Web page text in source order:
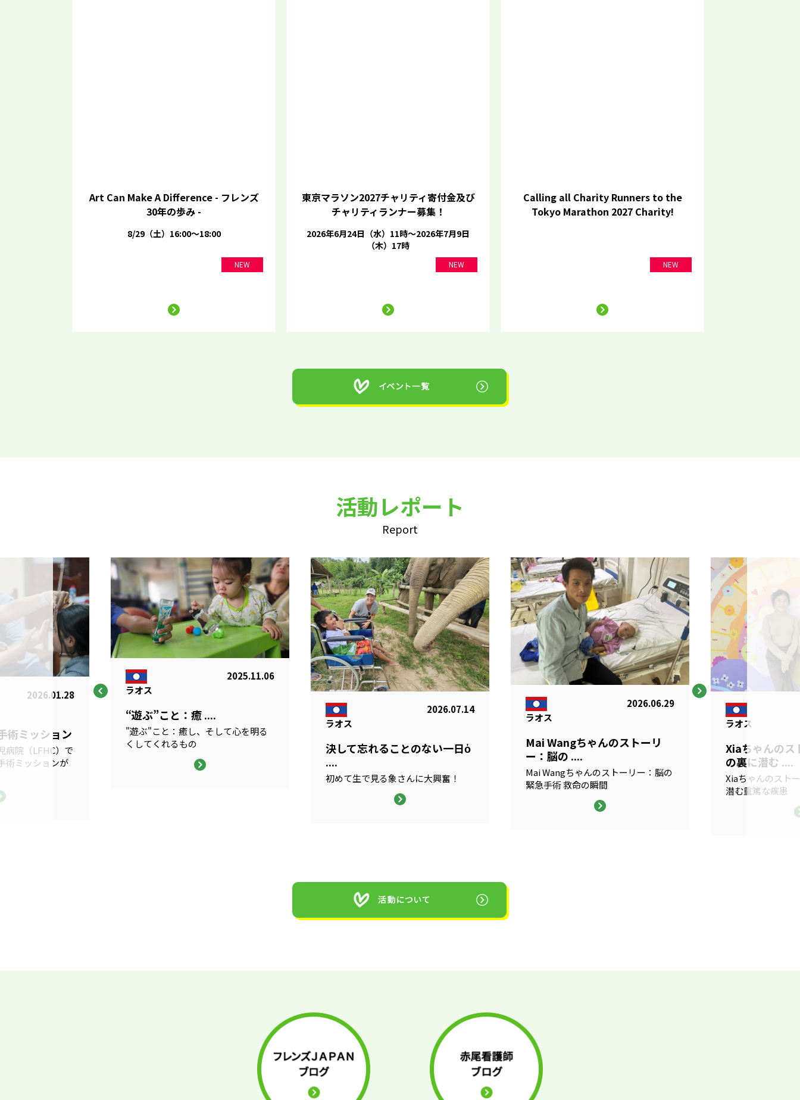
Art Can Make A Difference - フレンズ
30年の歩み -
8/29（土）16:00～18:00
NEW
東京マラソン2027チャリティ寄付金及び
チャリティランナー募集！
2026年6月24日（水）11時～2026年7月9日
（木）17時
NEW
Calling all Charity Runners to the
Tokyo Marathon 2027 Charity!
NEW
活動レポート
Report
2026.01.28
術ミッション
病院（LFHC）で
術ミッションが
ラオス
2025.11.06
“遊ぶ”こと：癒 ....
"遊ぶ"こと：癒し、そして心を明る
くしてくれるもの
ラオス
2026.07.14
決して忘れることのない一日ὁ
....
初めて生で見る象さんに大興奮！
ラオス
2026.06.29
Mai Wangちゃんのストーリ
ー：脳の ....
Mai Wangちゃんのストーリー：脳の
緊急手術 救命の瞬間
ラオス
Xiaちゃんのス
の裏に潜む ....
Xiaちゃんのスト
潜む重篤な疾患